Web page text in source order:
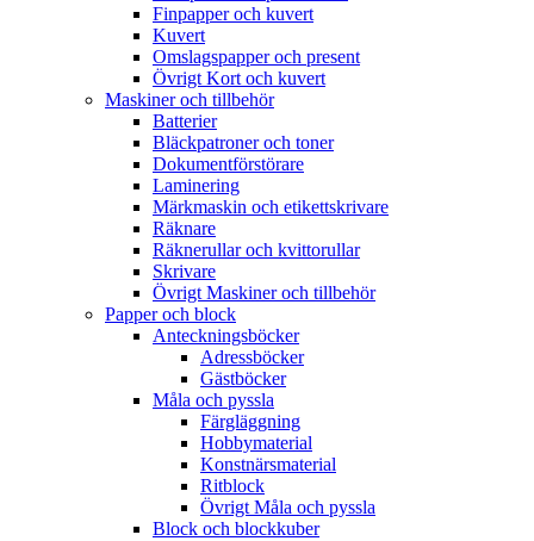
Finpapper och kuvert
Kuvert
Omslagspapper och present
Övrigt Kort och kuvert
Maskiner och tillbehör
Batterier
Bläckpatroner och toner
Dokumentförstörare
Laminering
Märkmaskin och etikettskrivare
Räknare
Räknerullar och kvittorullar
Skrivare
Övrigt Maskiner och tillbehör
Papper och block
Anteckningsböcker
Adressböcker
Gästböcker
Måla och pyssla
Färgläggning
Hobbymaterial
Konstnärsmaterial
Ritblock
Övrigt Måla och pyssla
Block och blockkuber